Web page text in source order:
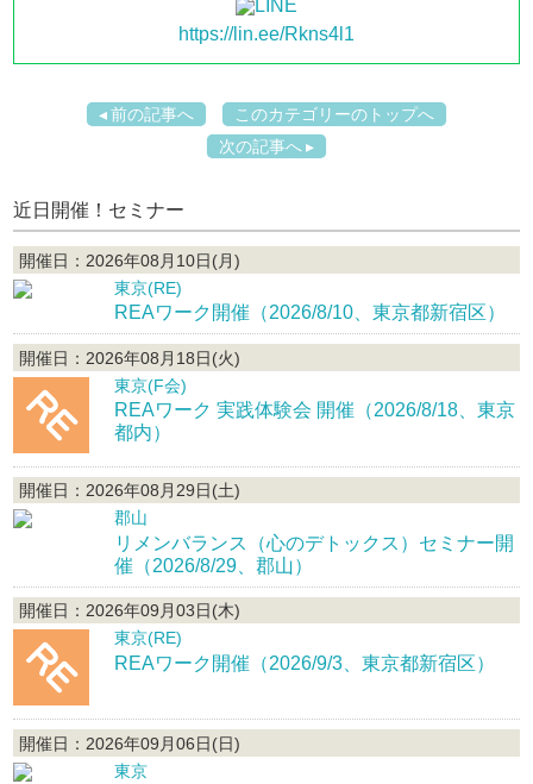
https://lin.ee/Rkns4l1
前の記事へ
このカテゴリーのトップへ
次の記事へ
近日開催！セミナー
開催日：2026年08月10日(月)
東京(RE)
REAワーク開催（2026/8/10、東京都新宿区）
開催日：2026年08月18日(火)
東京(F会)
REAワーク 実践体験会 開催（2026/8/18、東京
都内）
開催日：2026年08月29日(土)
郡山
リメンバランス（心のデトックス）セミナー開
催（2026/8/29、郡山）
開催日：2026年09月03日(木)
東京(RE)
REAワーク開催（2026/9/3、東京都新宿区）
開催日：2026年09月06日(日)
東京